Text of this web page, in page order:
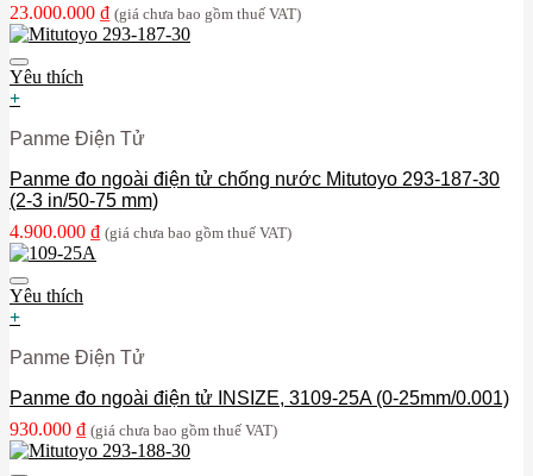
23.000.000 ₫ (giá chưa bao gồm thuế VAT)
Yêu thích
+
Panme Điện Tử
Panme đo ngoài điện tử chống nước Mitutoyo 293-187-30
(2-3 in/50-75 mm)
4.900.000 ₫ (giá chưa bao gồm thuế VAT)
Yêu thích
+
Panme Điện Tử
Panme đo ngoài điện tử INSIZE, 3109-25A (0-25mm/0.001)
930.000 ₫ (giá chưa bao gồm thuế VAT)